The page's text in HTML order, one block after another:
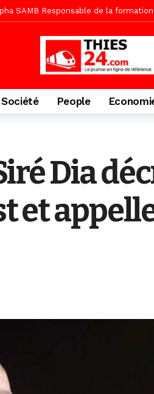
de non-lieu et des prévenus
du dernier train en provenance de
du kurel 18 Safar a péri dans
eau, au coeur des priorités
d’organisation dévoile ses priorités
des populations de Pambal
Société People
Dia
et